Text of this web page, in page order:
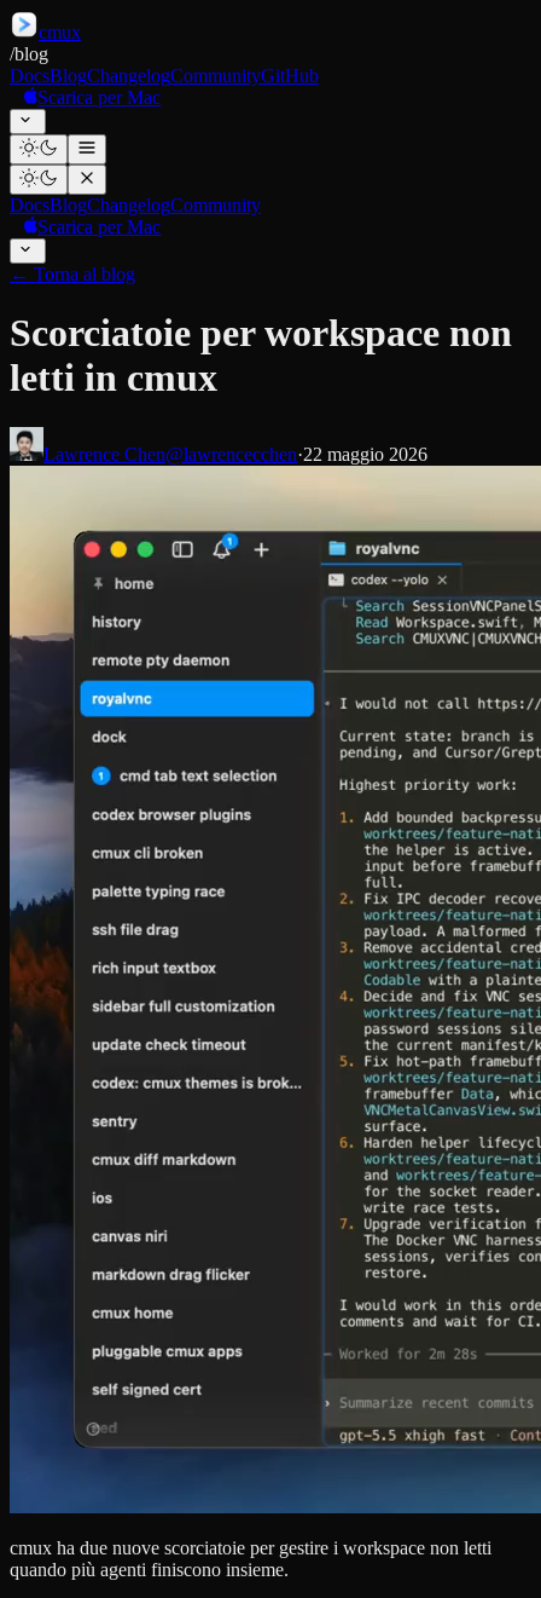
cmux
/blog
DocsBlogChangelogCommunityGitHub
Scarica per Mac
DocsBlogChangelogCommunity
Scarica per Mac
← Torna al blog
Scorciatoie per workspace non
letti in cmux
Lawrence Chen@lawrencecchen·22 maggio 2026
cmux ha due nuove scorciatoie per gestire i workspace non letti
quando più agenti finiscono insieme.